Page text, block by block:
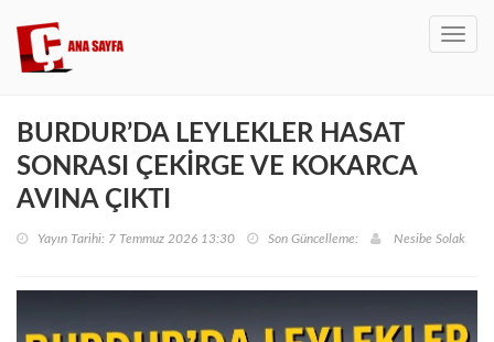
BURDUR’DA LEYLEKLER HASAT
SONRASI ÇEKİRGE VE KOKARCA
AVINA ÇIKTI
Yayın Tarihi: 7 Temmuz 2026 13:30 Son Güncelleme: Nesibe Solak